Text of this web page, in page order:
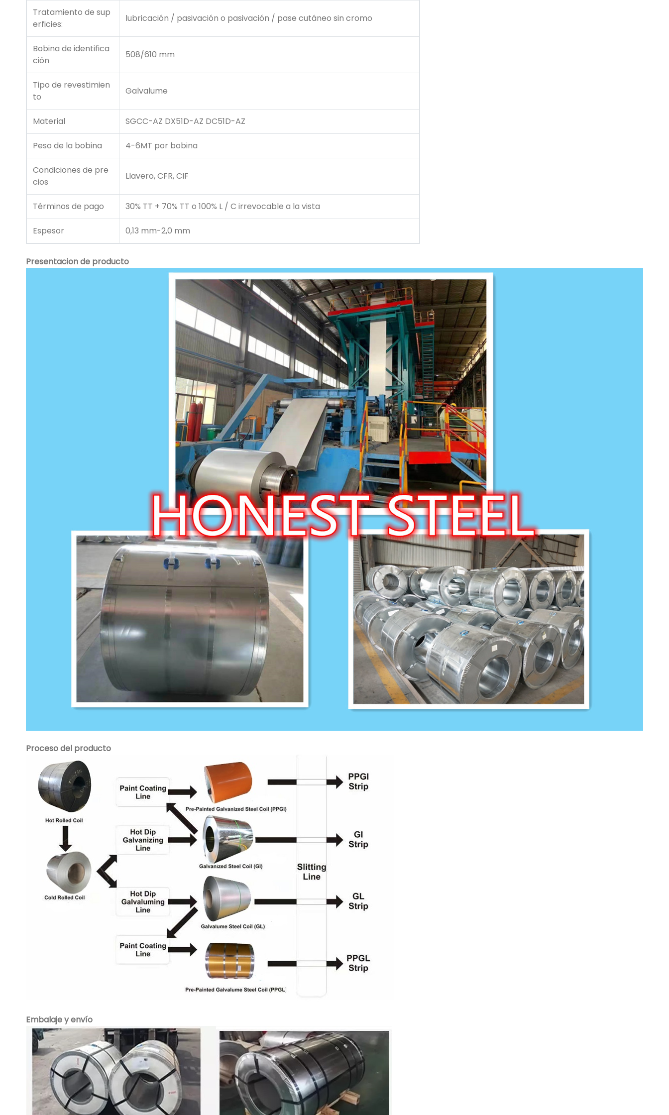
Tratamiento de sup
erficies:
lubricación / pasivación o pasivación / pase cutáneo sin cromo
Bobina de identifica
ción
508/610 mm
Tipo de revestimien
to
Galvalume
Material SGCC-AZ DX51D-AZ DC51D-AZ
Peso de la bobina 4-6MT por bobina
Condiciones de pre
cios
Llavero, CFR, CIF
Términos de pago 30% TT + 70% TT o 100% L / C irrevocable a la vista
Espesor 0,13 mm-2,0 mm
Presentacion de producto
Proceso del producto
Embalaje y envío